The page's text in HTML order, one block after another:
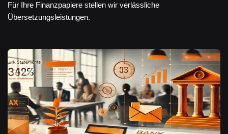
Für Ihre Finanzpapiere stellen wir verlässliche
Übersetzungsleistungen.